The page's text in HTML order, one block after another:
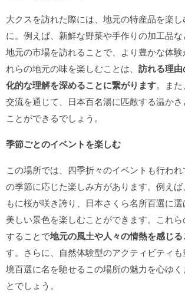
大クスを訪れた際には、地元の特産品を楽
に。例えば、新鮮な野菜や手作りの加工品
地元の市場を訪れることで、より豊かな体験
れらの地元の味を楽しむことは、 訪れる理
化的な理解を深めることに繋がります。ま
交流を通じて、日本百名湯に匹敵する温か
ことができるでしょう。
季節ごとのイベントを楽しむ
この場所では、四季折々のイベントも行わ
の季節に応じた楽しみ方があります。例え
もに桜が咲き誇り、日本さくら名所百選に
美しい景色を楽しむことができます。これ
することで地元の風土や人々の情熱を感じ
す。さらに、自然体験型のアクティビティ
境百選に名を馳せるこの場所の魅力を心ゆく
とでしょう。